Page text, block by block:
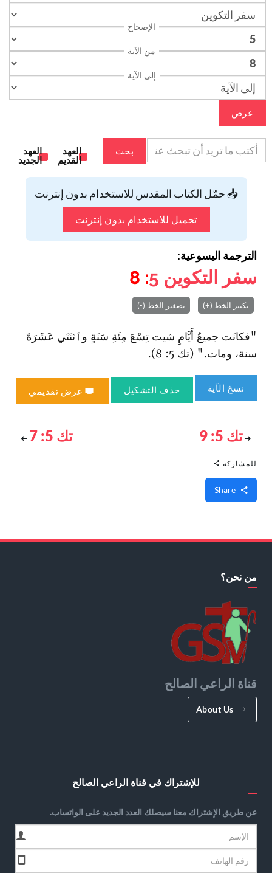
الإصحاح
من الآية
إلى الآية
عرض
بحث
العهد
القديم
العهد
الجديد
📥 حمّل الكتاب المقدس للاستخدام بدون إنترنت
تحميل للاستخدام بدون إنترنت
الترجمة اليسوعية:
سفر التكوين 5
: 8
تكبير الخط (+) تصغير الخط (-)
"فكانَت جميعُ أَيَّامِ شيت تِسْعَ مِئَةِ سَنَةٍ وٱثنَتَي عَشَرَةَ
سنة، ومات." (تك 5: 8).
نسخ الآية حذف التشكيل عرض تقديمي
تك 5: 9 تك 5: 7
للمشاركة
من نحن؟
قناة الراعي الصالح
About Us
للإشتراك في قناة الراعي الصالح
عن طريق الإشتراك معنا سيصلك العدد الجديد على الواتساب.